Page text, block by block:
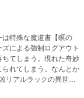
特殊な魔道書【暝の
による強制ログアウト
てしまう。現れた奇妙
れてしまう。なんとか
リアルラックの異世界